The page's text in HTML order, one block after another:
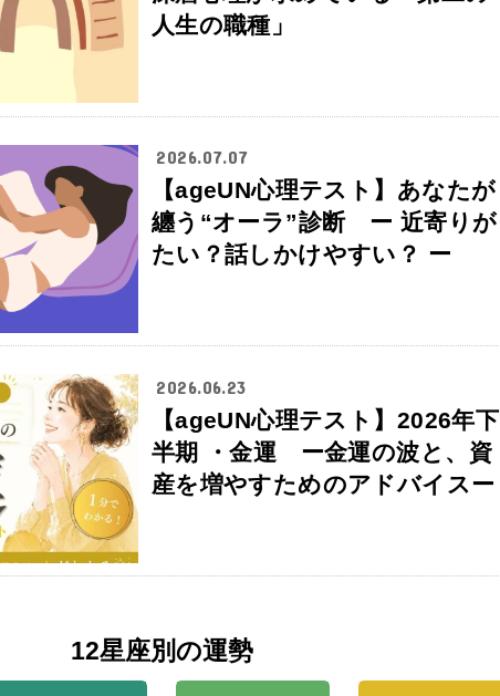
人生の職種」
2026.07.07
【ageUN心理テスト】あなたが
纏う“オーラ”診断 ー 近寄りが
たい？話しかけやすい？ ー
2026.06.23
【ageUN心理テスト】2026年下
半期 ・金運 ー金運の波と、資
産を増やすためのアドバイスー
12星座別の運勢